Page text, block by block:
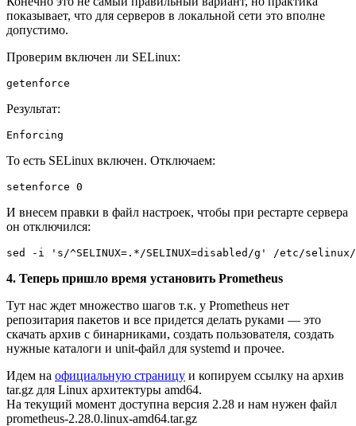
показывает, что для серверов в локальной сети это вполне
допустимо.
Проверим включен ли SELinux:
Результат:
То есть SELinux включен. Отключаем:
И внесем правки в файл настроек, чтобы при рестарте сервера
он отключился:
4. Теперь пришло время установить Prometheus
Тут нас ждет множество шагов т.к. у Prometheus нет
репозитария пакетов и все придется делать руками — это
скачать архив с бинарниками, создать пользователя, создать
нужные каталоги и unit-файл для systemd и прочее.
Идем на официальную страницу и копируем ссылку на архив
tar.gz для Linux архитектуры amd64.
На текущий момент доступна версия 2.28 и нам нужен файл
prometheus-2.28.0.linux-amd64.tar.gz